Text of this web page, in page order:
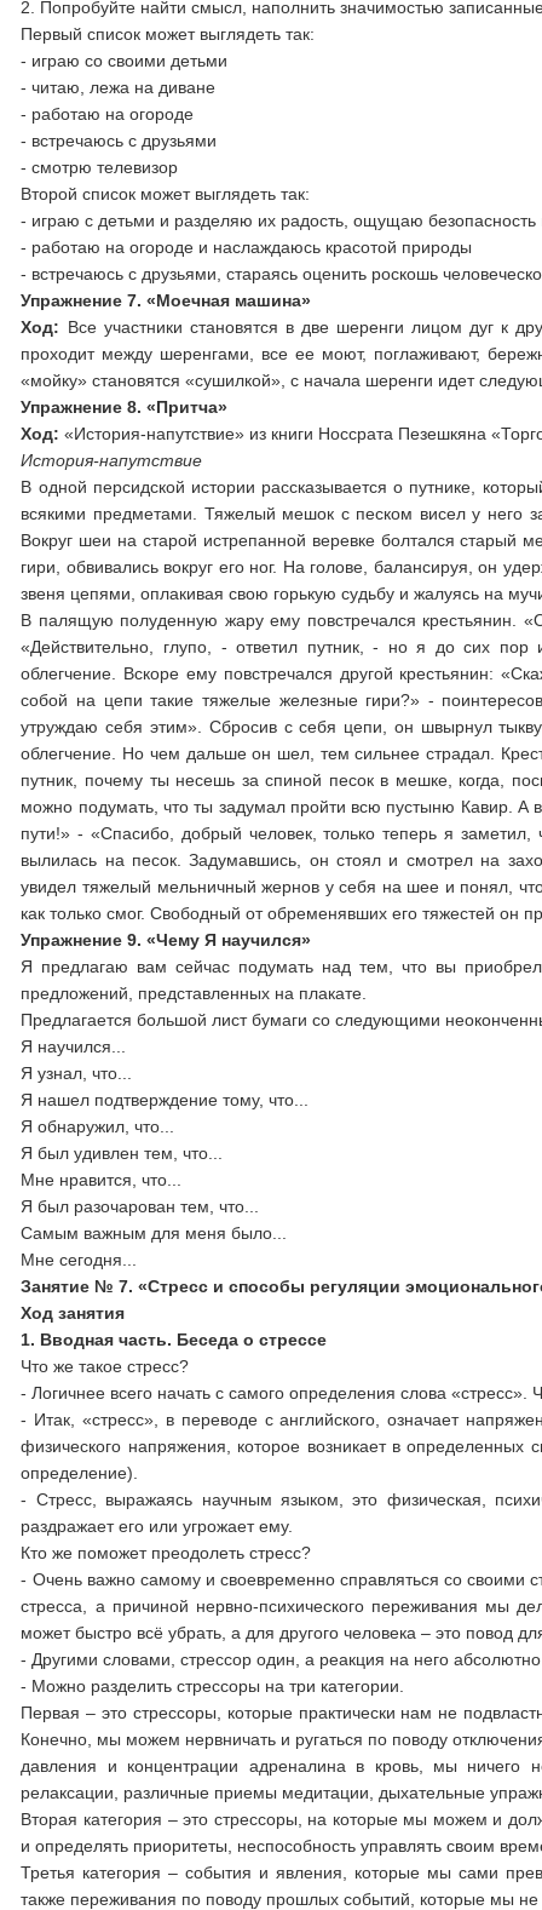
2. Попробуйте найти смысл, наполнить значимостью
Первый список может выглядеть так:
- играю со своими детьми
- читаю, лежа на диване
- работаю на огороде
- встречаюсь с друзьями
- смотрю телевизор
Второй список может выглядеть так:
- играю с детьми и разделяю их радость, ощущаю безопасность
- работаю на огороде и наслаждаюсь красотой природы
- встречаюсь с друзьями, стараясь оценить роскошь
Упражнение 7. «Моечная машина»
Ход: Все участники становятся в две шеренги лицом дуг к
проходит между шеренгами, все ее моют, поглаживают,
«мойку» становятся «сушилкой», с начала шеренги идет
Упражнение 8. «Притча»
Ход:«История-напутствие» из книги Носсрата Пезешкяна
История-напутствие
В одной персидской истории рассказывается о путнике,
всякими предметами. Тяжелый мешок с песком висел у него
Вокруг шеи на старой истрепанной веревке болтался
гири, обвивались вокруг его ног. На голове, балансируя, он
звеня цепями, оплакивая свою горькую судьбу и жалуясь на
В палящую полуденную жару ему повстречался крестьянин.
«Действительно, глупо, - ответил путник, - но я до сих
облегчение. Вскоре ему повстречался другой крестьянин:
собой на цепи такие тяжелые железные гири?» -
утруждаю себя этим». Сбросив с себя цепи, он швырнул
облегчение. Но чем дальше он шел, тем сильнее страдал.
путник, почему ты несешь за спиной песок в мешке, когда,
можно подумать, что ты задумал пройти всю пустыню Кавир. А
пути!» - «Спасибо, добрый человек, только теперь я
вылилась на песок. Задумавшись, он стоял и смотрел на
увидел тяжелый мельничный жернов у себя на шее и понял,
как только смог. Свободный от обременявших его тяжестей он
Упражнение 9. «Чему Я научился»
Я предлагаю вам сейчас подумать над тем, что вы
предложений, представленных на плакате.
Предлагается большой лист бумаги со следующими
Я научился...
Я узнал, что...
Я нашел подтверждение тому, что...
Я обнаружил, что...
Я был удивлен тем, что...
Мне нравится, что...
Я был разочарован тем, что...
Самым важным для меня было...
Мне сегодня...
Занятие № 7. «Стресс и способы регуляции
Ход занятия
1. Вводная часть. Беседа о стрессе
Что же такое стресс?
- Логичнее всего начать с самого определения слова «стресс».
- Итак, «стресс», в переводе с английского, означает
физического напряжения, которое возникает в определенных
определение).
- Стресс, выражаясь научным языком, это физическая,
раздражает его или угрожает ему.
Кто же поможет преодолеть стресс?
- Очень важно самому и своевременно справляться со своими
стресса, а причиной нервно-психического переживания мы
может быстро всё убрать, а для другого человека – это повод
- Другими словами, стрессор один, а реакция на него
- Можно разделить стрессоры на три категории.
Первая – это стрессоры, которые практически нам не
Конечно, мы можем нервничать и ругаться по поводу
давления и концентрации адреналина в кровь, мы
релаксации, различные приемы медитации, дыхательные
Вторая категория – это стрессоры, на которые мы можем и
и определять приоритеты, неспособность управлять своим
Третья категория – события и явления, которые мы сами
также переживания по поводу прошлых событий, которые мы